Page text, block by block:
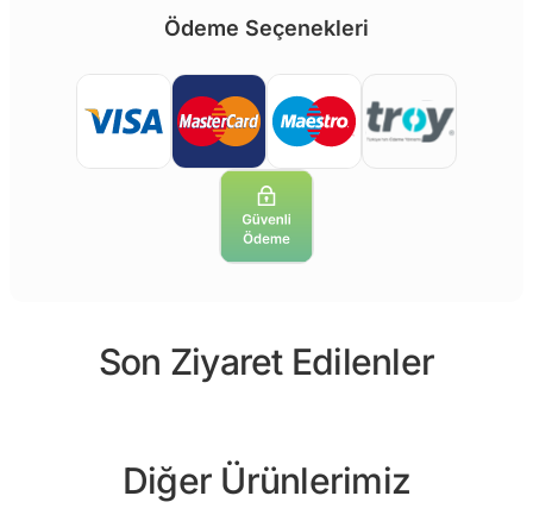
Ödeme Seçenekleri
Son Ziyaret Edilenler
Diğer Ürünlerimiz